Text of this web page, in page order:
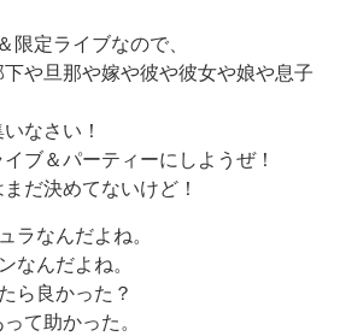
限定ライブなので、
や旦那や嫁や彼や彼女や娘や息子
なさい！
ブ＆パーティーにしようぜ！
だ決めてないけど！
ラなんだよね。
なんだよね。
ら良かった？
て助かった。